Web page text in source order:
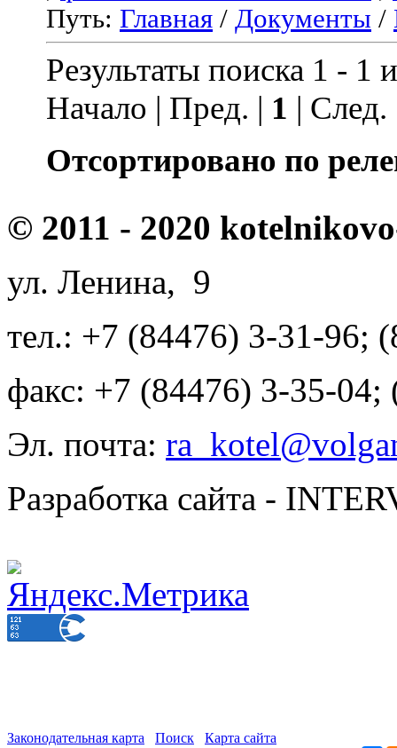
Путь: Главная / Документы /
Результаты поиска 1 - 1
Начало | Пред. | 1 |
Отсортировано по
© 2011 - 2020
ул. Ленина, 9
тел.: +7 (84476) 3-31-96;
факс: +7 (84476) 3-35-04;
Эл. почта:
Разработка сайта -
Законодательная карта Поиск Карта сайта